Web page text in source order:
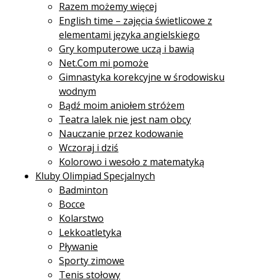
Razem możemy więcej
English time – zajęcia świetlicowe z
elementami języka angielskiego
Gry komputerowe uczą i bawią
Net.Com mi pomoże
Gimnastyka korekcyjne w środowisku
wodnym
Bądź moim aniołem stróżem
Teatra lalek nie jest nam obcy
Nauczanie przez kodowanie
Wczoraj i dziś
Kolorowo i wesoło z matematyką
Kluby Olimpiad Specjalnych
Badminton
Bocce
Kolarstwo
Lekkoatletyka
Pływanie
Sporty zimowe
Tenis stołowy